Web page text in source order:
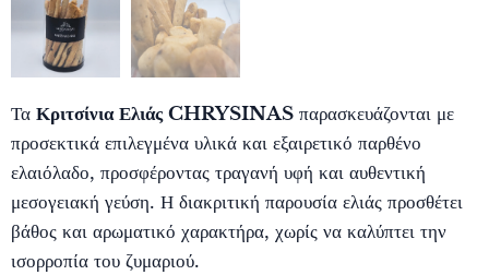
Τα Κριτσίνια Ελιάς CHRYSINAS παρασκευάζονται με
προσεκτικά επιλεγμένα υλικά και εξαιρετικό παρθένο
ελαιόλαδο, προσφέροντας τραγανή υφή και αυθεντική
μεσογειακή γεύση. Η διακριτική παρουσία ελιάς προσθέτει
βάθος και αρωματικό χαρακτήρα, χωρίς να καλύπτει την
ισορροπία του ζυμαριού.